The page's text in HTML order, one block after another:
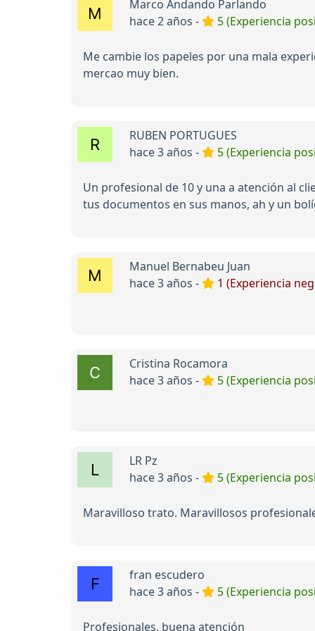
Marco Andando Parlando
hace 2 años -
5 (Experiencia
Me cambie los papeles por una mala
mercao muy bien.
RUBEN PORTUGUES
hace 3 años -
5 (Experiencia
Un profesional de 10 y una a atención al
tus documentos en sus manos, ah y un
Manuel Bernabeu Juan
hace 3 años -
1 (Experiencia
Cristina Rocamora
hace 3 años -
5 (Experiencia
LR Pz
hace 3 años -
5 (Experiencia
Maravilloso trato. Maravillosos
fran escudero
hace 3 años -
5 (Experiencia
Profesionales, buena atención